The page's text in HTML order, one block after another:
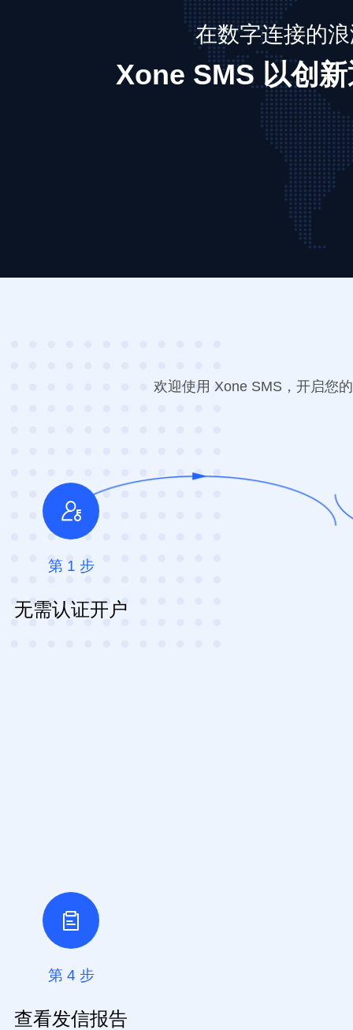
在数字连接的
Xone SMS 以创
欢迎使用 Xone SMS，开启您
第 1 步
无需认证开户
第 4 步
查看发信报告